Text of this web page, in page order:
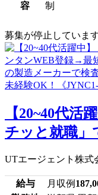
容
制
募集が停止していま
【20~40代活
チッと就職
UTエージェント株式
給与 月収例